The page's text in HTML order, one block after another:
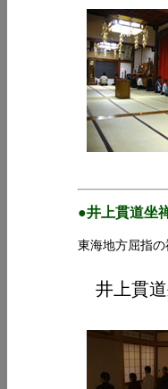
●井上貫道坐
東海地方屈指
井上貫道